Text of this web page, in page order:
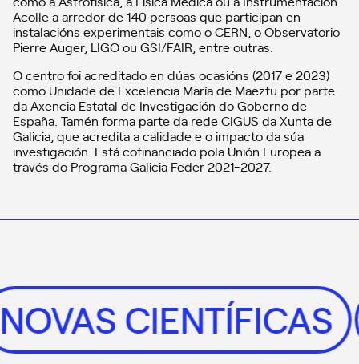
Acolle a arredor de 140 persoas que participan en
instalacións experimentais como o CERN, o Observatorio
Pierre Auger, LIGO ou GSI/FAIR, entre outras.
O centro foi acreditado en dúas ocasións (2017 e 2023)
como Unidade de Excelencia María de Maeztu por parte
da Axencia Estatal de Investigación do Goberno de
España. Tamén forma parte da rede CIGUS da Xunta de
Galicia, que acredita a calidade e o impacto da súa
investigación. Está cofinanciado pola Unión Europea a
través do Programa Galicia Feder 2021-2027.
NOVAS